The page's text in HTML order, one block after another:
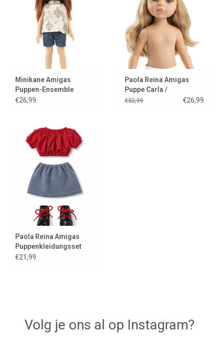
Minikane Amigas
Puppen-Ensemble
Jeansshorts mit
€26,99
Paola Reina Amigas
Puppe Carla /
Showmodel
€32,99 €26,99
Paola Reina Amigas
Puppenkleidungsset
Camilla
€21,99
Volg je ons al op Instagram?